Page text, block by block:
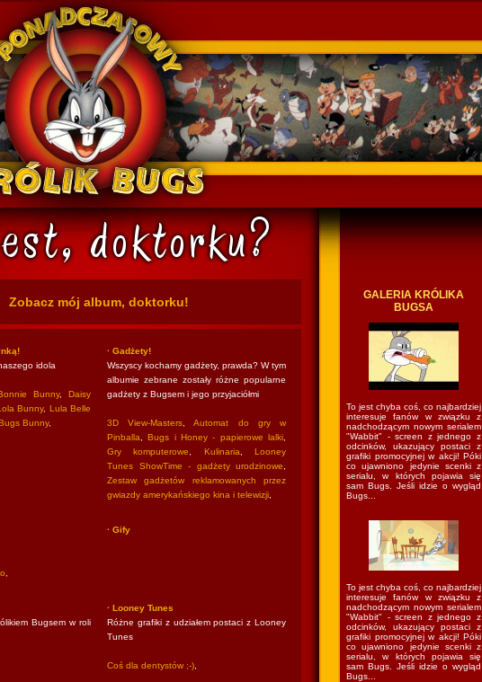
Zobacz mój album, doktorku!
idola
Bunny, Daisy
Bunny, Lula Belle
Bunny,
· Gadżety!
Wszyscy kochamy gadżety, prawda? W tym
albumie zebrane zostały różne popularne
gadżety z Bugsem i jego przyjaciółmi
3D View-Masters ,Automat do gry w
Pinballa ,Bugs i Honey - papierowe lalki
Gry komputerowe
Kulinaria ,Looney
Tunes ShowTime - gadżety urodzinowe
Zestaw gadżetów reklamowanych przez
gwiazdy amerykańskiego kina i telewizji
· Gify
Bugsem w roli
· Looney Tunes
Różne grafiki z udziałem postaci z Looney
Tunes
Coś dla dentystów ;-)
GALERIA KRÓLIKA
BUGSA
To jest chyba coś, co najbardziej
interesuje fanów w związku z
nadchodzącym nowym serialem
"Wabbit" - screen z jednego z
odcinków, ukazujący postaci z
grafiki promocyjnej w akcji! Póki
co ujawniono jedynie scenki z
serialu, w których pojawia się
sam Bugs. Jeśli idzie o wygląd
Bugs...
To jest chyba coś, co najbardziej
interesuje fanów w związku z
nadchodzącym nowym serialem
"Wabbit" - screen z jednego z
odcinków, ukazujący postaci z
grafiki promocyjnej w akcji! Póki
co ujawniono jedynie scenki z
serialu, w których pojawia się
sam Bugs. Jeśli idzie o wygląd
Bugs...